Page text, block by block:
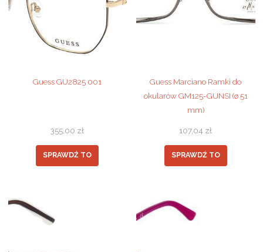
Guess GU2825 001
355,00 zł
SPRAWDŹ TO
Guess Marciano Ramki do
okularów GM125-GUNSI (ø 51
mm)
107,04 zł
SPRAWDŹ TO